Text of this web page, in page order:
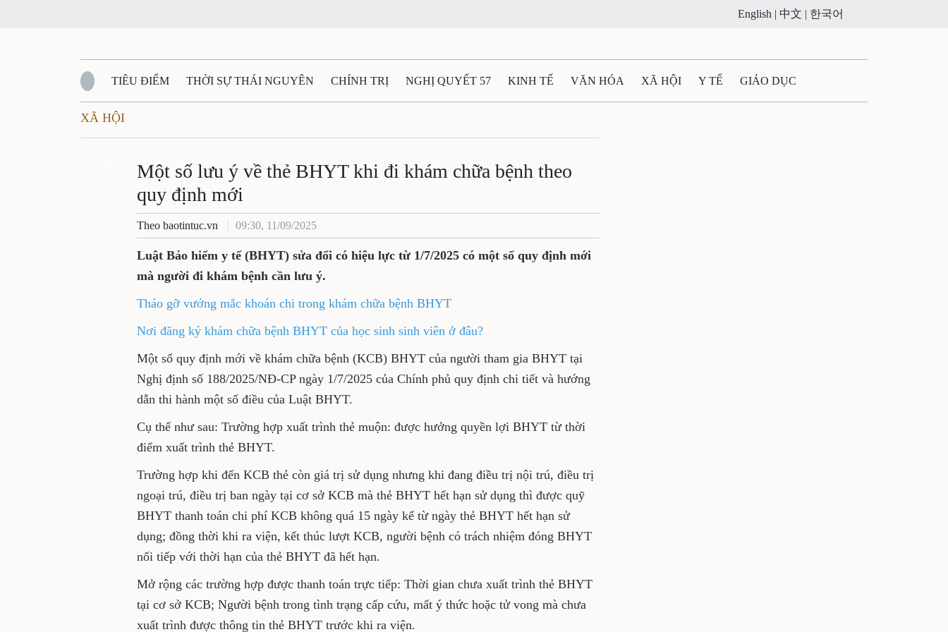
English | 中文 | 한국어
TIÊU ĐIỂM THỜI SỰ THÁI NGUYÊN CHÍNH TRỊ NGHỊ QUYẾT 57 KINH TẾ VĂN HÓA XÃ HỘI Y TẾ GIÁO DỤC
QUỐC PHÒNG - AN NINH
QUÊ HƯƠNG - ĐẤT NƯỚC QUỐC TẾ TÀI NGUYÊN - MÔI TRƯỜNG THỂ THAO
VĂN BẢN, CHÍNH SÁCH MỚI
XÃ HỘI
Một số lưu ý về thẻ BHYT khi đi khám chữa bệnh theo
quy định mới
Theo baotintuc.vn 09:30, 11/09/2025
Luật Bảo hiểm y tế (BHYT) sửa đổi có hiệu lực từ 1/7/2025 có một số quy định mới
mà người đi khám bệnh cần lưu ý.
Tháo gỡ vướng mắc khoán chi trong khám chữa bệnh BHYT
Nơi đăng ký khám chữa bệnh BHYT của học sinh sinh viên ở đâu?
Một số quy định mới về khám chữa bệnh (KCB) BHYT của người tham gia BHYT tại
Nghị định số 188/2025/NĐ-CP ngày 1/7/2025 của Chính phủ quy định chi tiết và hướng
dẫn thi hành một số điều của Luật BHYT.
Cụ thể như sau: Trường hợp xuất trình thẻ muộn: được hưởng quyền lợi BHYT từ thời
điểm xuất trình thẻ BHYT.
Trường hợp khi đến KCB thẻ còn giá trị sử dụng nhưng khi đang điều trị nội trú, điều trị
ngoại trú, điều trị ban ngày tại cơ sở KCB mà thẻ BHYT hết hạn sử dụng thì được quỹ
BHYT thanh toán chi phí KCB không quá 15 ngày kể từ ngày thẻ BHYT hết hạn sử
dụng; đồng thời khi ra viện, kết thúc lượt KCB, người bệnh có trách nhiệm đóng BHYT
nối tiếp với thời hạn của thẻ BHYT đã hết hạn.
Mở rộng các trường hợp được thanh toán trực tiếp: Thời gian chưa xuất trình thẻ BHYT
tại cơ sở KCB; Người bệnh trong tình trạng cấp cứu, mất ý thức hoặc tử vong mà chưa
xuất trình được thông tin thẻ BHYT trước khi ra viện.